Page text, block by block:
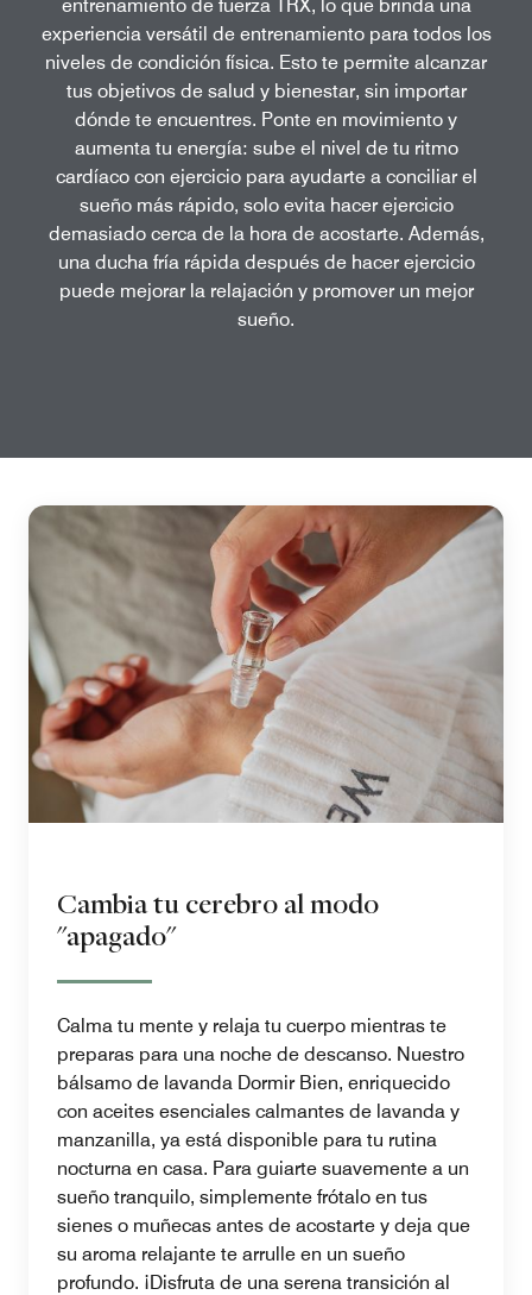
entrenamiento de fuerza TRX, lo que brinda una
experiencia versátil de entrenamiento para todos los
niveles de condición física. Esto te permite alcanzar
tus objetivos de salud y bienestar, sin importar
dónde te encuentres. Ponte en movimiento y
aumenta tu energía: sube el nivel de tu ritmo
cardíaco con ejercicio para ayudarte a conciliar el
sueño más rápido, solo evita hacer ejercicio
demasiado cerca de la hora de acostarte. Además,
una ducha fría rápida después de hacer ejercicio
puede mejorar la relajación y promover un mejor
sueño.
Cambia tu cerebro al modo
"apagado"
Calma tu mente y relaja tu cuerpo mientras te
preparas para una noche de descanso. Nuestro
bálsamo de lavanda Dormir Bien, enriquecido
con aceites esenciales calmantes de lavanda y
manzanilla, ya está disponible para tu rutina
nocturna en casa. Para guiarte suavemente a un
sueño tranquilo, simplemente frótalo en tus
sienes o muñecas antes de acostarte y deja que
su aroma relajante te arrulle en un sueño
profundo. ¡Disfruta de una serena transición al